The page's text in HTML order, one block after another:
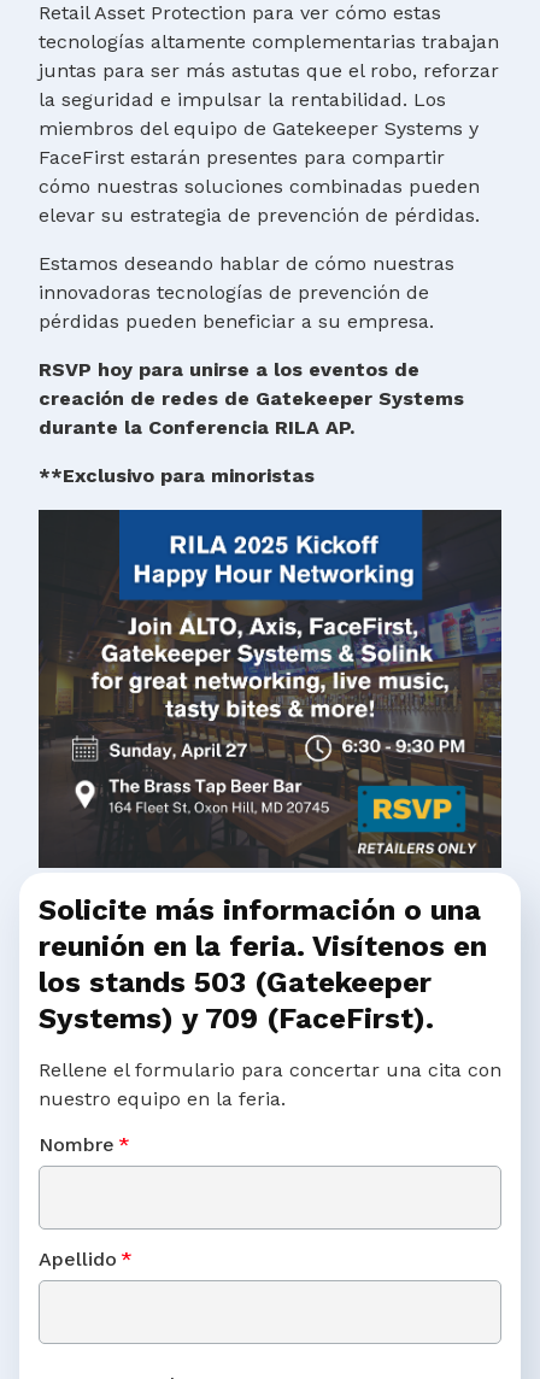
Retail Asset Protection para ver cómo estas
tecnologías altamente complementarias trabajan
juntas para ser más astutas que el robo, reforzar
la seguridad e impulsar la rentabilidad. Los
miembros del equipo de Gatekeeper Systems y
FaceFirst estarán presentes para compartir
cómo nuestras soluciones combinadas pueden
elevar su estrategia de prevención de pérdidas.
Estamos deseando hablar de cómo nuestras
innovadoras tecnologías de prevención de
pérdidas pueden beneficiar a su empresa.
RSVP hoy para unirse a los eventos de
creación de redes de Gatekeeper Systems
durante la Conferencia RILA AP.
**Exclusivo para minoristas
Solicite más información o una
reunión en la feria. Visítenos en
los stands 503 (Gatekeeper
Systems) y 709 (FaceFirst).
Rellene el formulario para concertar una cita con
nuestro equipo en la feria.
Nombre *
Apellido *